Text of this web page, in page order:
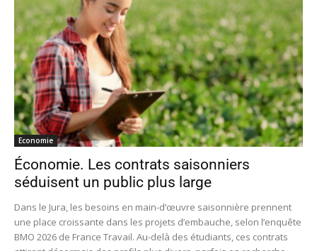
Economie
Économie. Les contrats saisonniers
séduisent un public plus large
Dans le Jura, les besoins en main-d’œuvre saisonnière prennent
une place croissante dans les projets d’embauche, selon l’enquête
BMO 2026 de France Travail. Au-delà des étudiants, ces contrats